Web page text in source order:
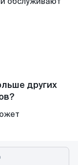
других